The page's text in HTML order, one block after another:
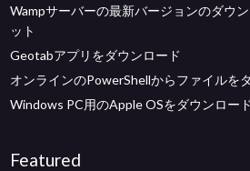
Wampサーバーの最新バージョンのダウ
ット
Geotabアプリをダウンロード
オンラインのPowerShellからファイルを
Windows PC用のApple OSをダウンロード
Featured